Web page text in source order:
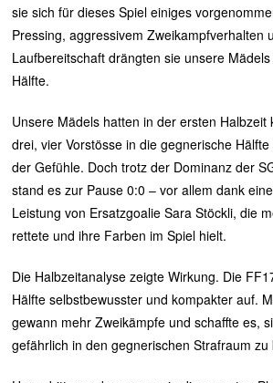
sie sich für dieses Spiel einiges
Pressing, aggressivem Zweikampfverhalten
Laufbereitschaft drängten sie unsere
Hälfte.
Unsere Mädels hatten in der ersten Halbzeit
drei, vier Vorstösse in die gegnerische
der Gefühle. Doch trotz der Dominanz der
stand es zur Pause 0:0 – vor allem dank
Leistung von Ersatzgoalie Sara Stöckli, die
rettete und ihre Farben im Spiel hielt.
Die Halbzeitanalyse zeigte Wirkung. Die
Hälfte selbstbewusster und kompakter auf.
gewann mehr Zweikämpfe und schaffte es,
gefährlich in den gegnerischen Strafraum zu